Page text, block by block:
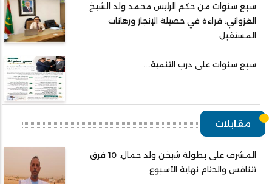
سبع سنوات من حكم الرئيس محمد ولد الشيخ
الغزواني: قراءة في حصيلة الإنجاز ورهانات
المستقبل
سبع سنوات على درب التنمية....
مقابلات
المشرف على بطولة شيخن ولد حمال: 10 فرق
تتنافس والختام نهاية الأسبوع